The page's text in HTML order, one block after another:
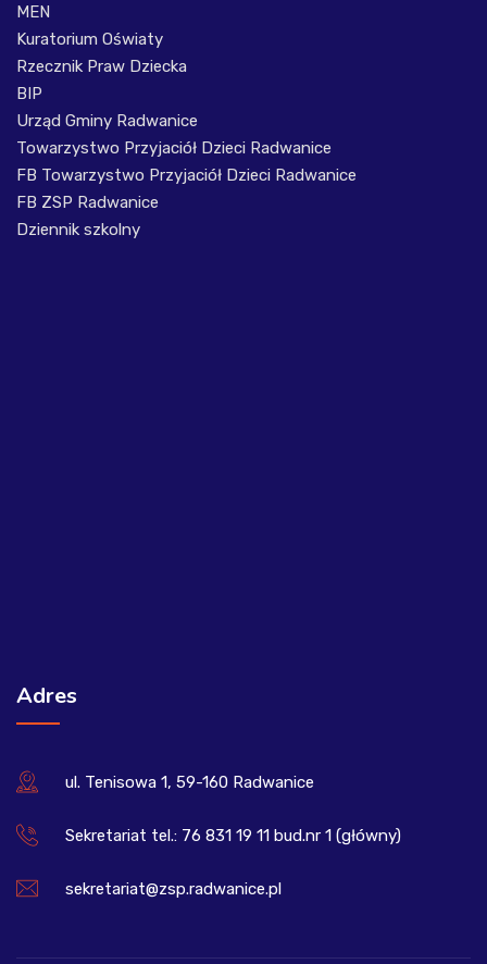
MEN
Kuratorium Oświaty
Rzecznik Praw Dziecka
BIP
Urząd Gminy Radwanice
Towarzystwo Przyjaciół Dzieci Radwanice
FB Towarzystwo Przyjaciół Dzieci Radwanice
FB ZSP Radwanice
Dziennik szkolny
Adres
ul. Tenisowa 1, 59-160 Radwanice
Sekretariat tel.: 76 831 19 11 bud.nr 1 (główny)
sekretariat@zsp.radwanice.pl